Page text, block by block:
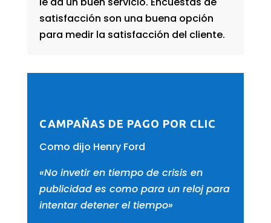
satisfacción son una buena opción
para medir la satisfacción del cliente.
CAMPAÑAS DE PAGO POR CLIC
Como dijo Henry Ford
«No invetir en tiempo de crisis en
publicidad es como para un reloj para
intentar detener el tiempo»